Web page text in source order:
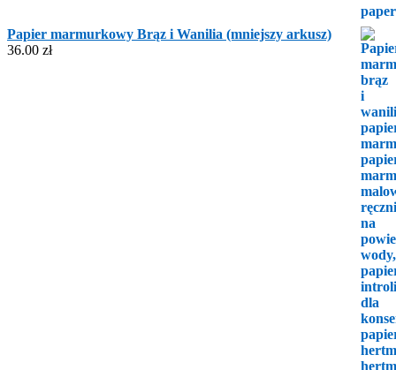
Papier marmurkowy Brąz i Wanilia (mniejszy arkusz)
36.00 zł